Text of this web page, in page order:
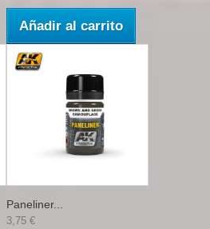
Añadir al carrito
Paneliner...
3,75 €